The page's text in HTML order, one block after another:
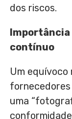
dos riscos.
contínuo
Um equívoco
uma